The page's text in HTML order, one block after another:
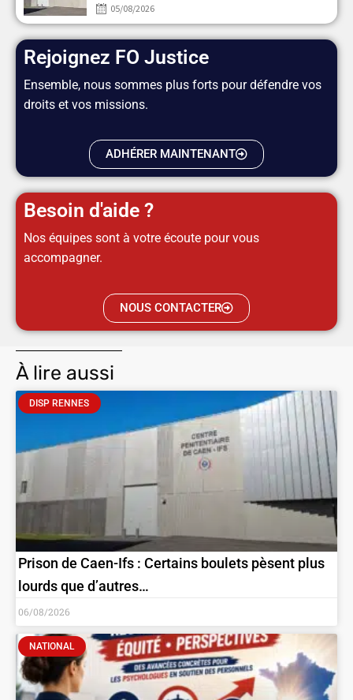
05/08/2026
Rejoignez FO Justice
Ensemble, nous sommes plus forts pour défendre vos
droits et vos missions.
ADHÉRER MAINTENANT
Besoin d'aide ?
Nos équipes sont à votre écoute pour vous
accompagner.
NOUS CONTACTER
À lire aussi
DISP RENNES
Prison de Caen-Ifs : Certains boulets pèsent plus
lourds que d’autres…
06/08/2026
NATIONAL